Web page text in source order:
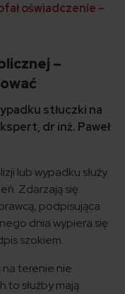
oświadczenie –
–
stłuczki na
dr inż. Paweł
lub wypadku służy
Zdarzają się
podpisująca
dnia wypiera się
szokiem.
na terenie nie
to służby mają